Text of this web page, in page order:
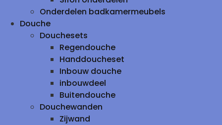
Onderdelen badkamermeubels
Douche
Douchesets
Regendouche
Handdoucheset
Inbouw douche
inbouwdeel
Buitendouche
Douchewanden
Zijwand